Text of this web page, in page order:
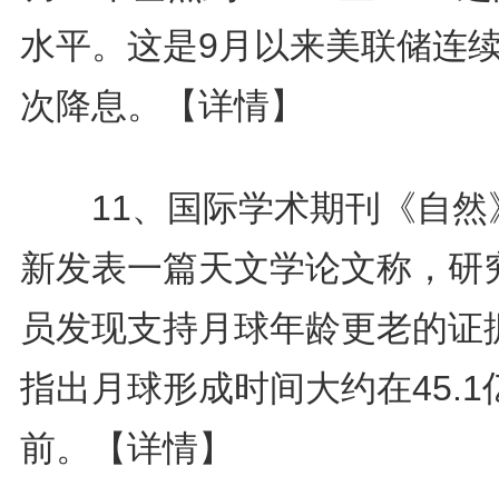
水平。这是9月以来美联储连
次降息。
【详情】
11、国际学术期刊《自然
新发表一篇天文学论文称，研
员发现支持月球年龄更老的证
指出月球形成时间大约在45.1
前。
【详情】